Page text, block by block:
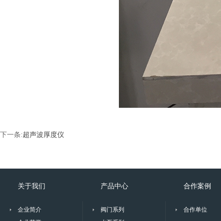
下一条:超声波厚度仪
关于我们
企业简介
产品中心
阀门系列
合作案例
合作单位